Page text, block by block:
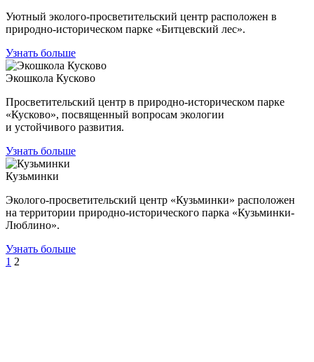
Уютный эколого-просветительский центр расположен в
природно-историческом парке «Битцевский лес».
Узнать больше
Экошкола Кусково
Просветительский центр в природно-историческом парке
«Кусково», посвященный вопросам экологии
и устойчивого развития.
Узнать больше
Кузьминки
Эколого-просветительский центр «Кузьминки» расположен
на территории природно-исторического парка «Кузьминки-
Люблино».
Узнать больше
1 2